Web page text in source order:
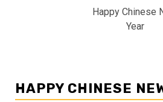
Happy Chinese
Year
HAPPY CHINESE